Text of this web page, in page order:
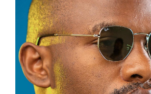
Τύπος:
Κατηγορία:
Μάρκα:
Χρήση:
Κωδικός Προϊόντος / Μοντέλο: